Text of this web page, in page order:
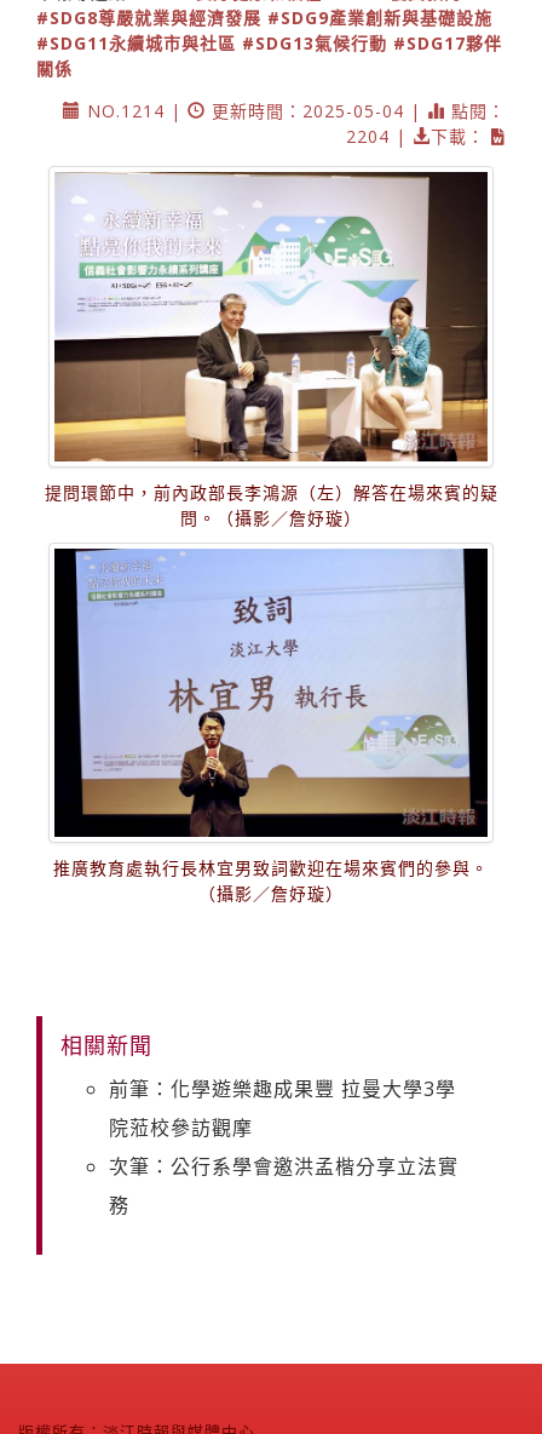
#SDG8尊嚴就業與經濟發展 #SDG9產業創新與基礎設施
#SDG11永續城市與社區 #SDG13氣候行動 #SDG17夥伴
關係
NO.1214 |
更新時間：2025-05-04 |
點閱：
2204 |
下載：
提問環節中，前內政部長李鴻源（左）解答在場來賓的疑
問。（攝影／詹妤璇）
推廣教育處執行長林宜男致詞歡迎在場來賓們的參與。
（攝影／詹妤璇）
相關新聞
前筆：化學遊樂趣成果豐 拉曼大學3學
院蒞校參訪觀摩
次筆：公行系學會邀洪孟楷分享立法實
務